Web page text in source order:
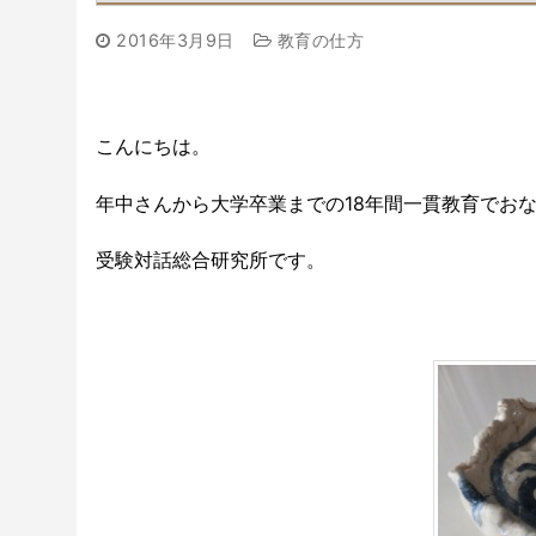
2016年3月9日 教育の仕方
こんにちは。
年中さんから大学卒業までの18年間一貫教育でお
受験対話総合研究所です。